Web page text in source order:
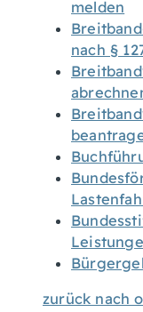
melden
nach §
zurück nach